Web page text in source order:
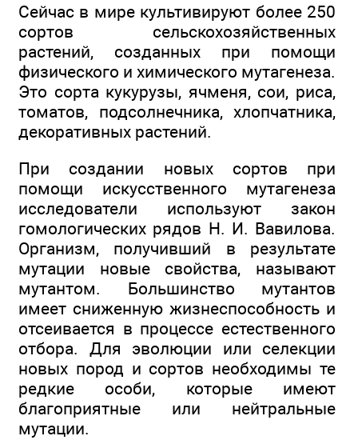
Сейчас в мире культивируют более 250
сортов сельскохозяйственных
растений, созданных при помощи
физического и химического мутагенеза.
Это сорта кукурузы, ячменя, сои, риса,
томатов, подсолнечника, хлопчатника,
декоративных растений.
При создании новых сортов при
помощи искусственного мутагенеза
исследователи используют закон
гомологических рядов Н. И. Вавилова.
Организм, получивший в результате
мутации новые свойства, называют
мутантом. Большинство мутантов
имеет сниженную жизнеспособность и
отсеивается в процессе естественного
отбора. Для эволюции или селекции
новых пород и сортов необходимы те
редкие особи, которые имеют
благоприятные или нейтральные
мутации.